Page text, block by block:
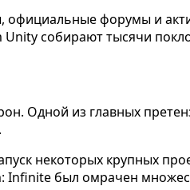
форумы и
собирают тысячи
Одной из главных
некоторых крупных
Infinite был омрачен